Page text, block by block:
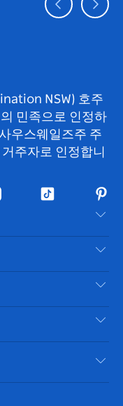
NSW) 호주
민족으로 인정하
우스웨일즈주 주
주자로 인정합니
틱
핀
터
레
스
트